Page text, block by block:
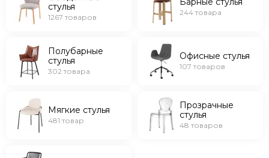
Мягкие стулья
Прозрачные стулья
стулья
1267 товаров
244 товара
Полубарные
стулья
302 товара
Офисные стулья
107 товаров
Мягкие стулья
481 товар
Прозрачные
стулья
48 товаров